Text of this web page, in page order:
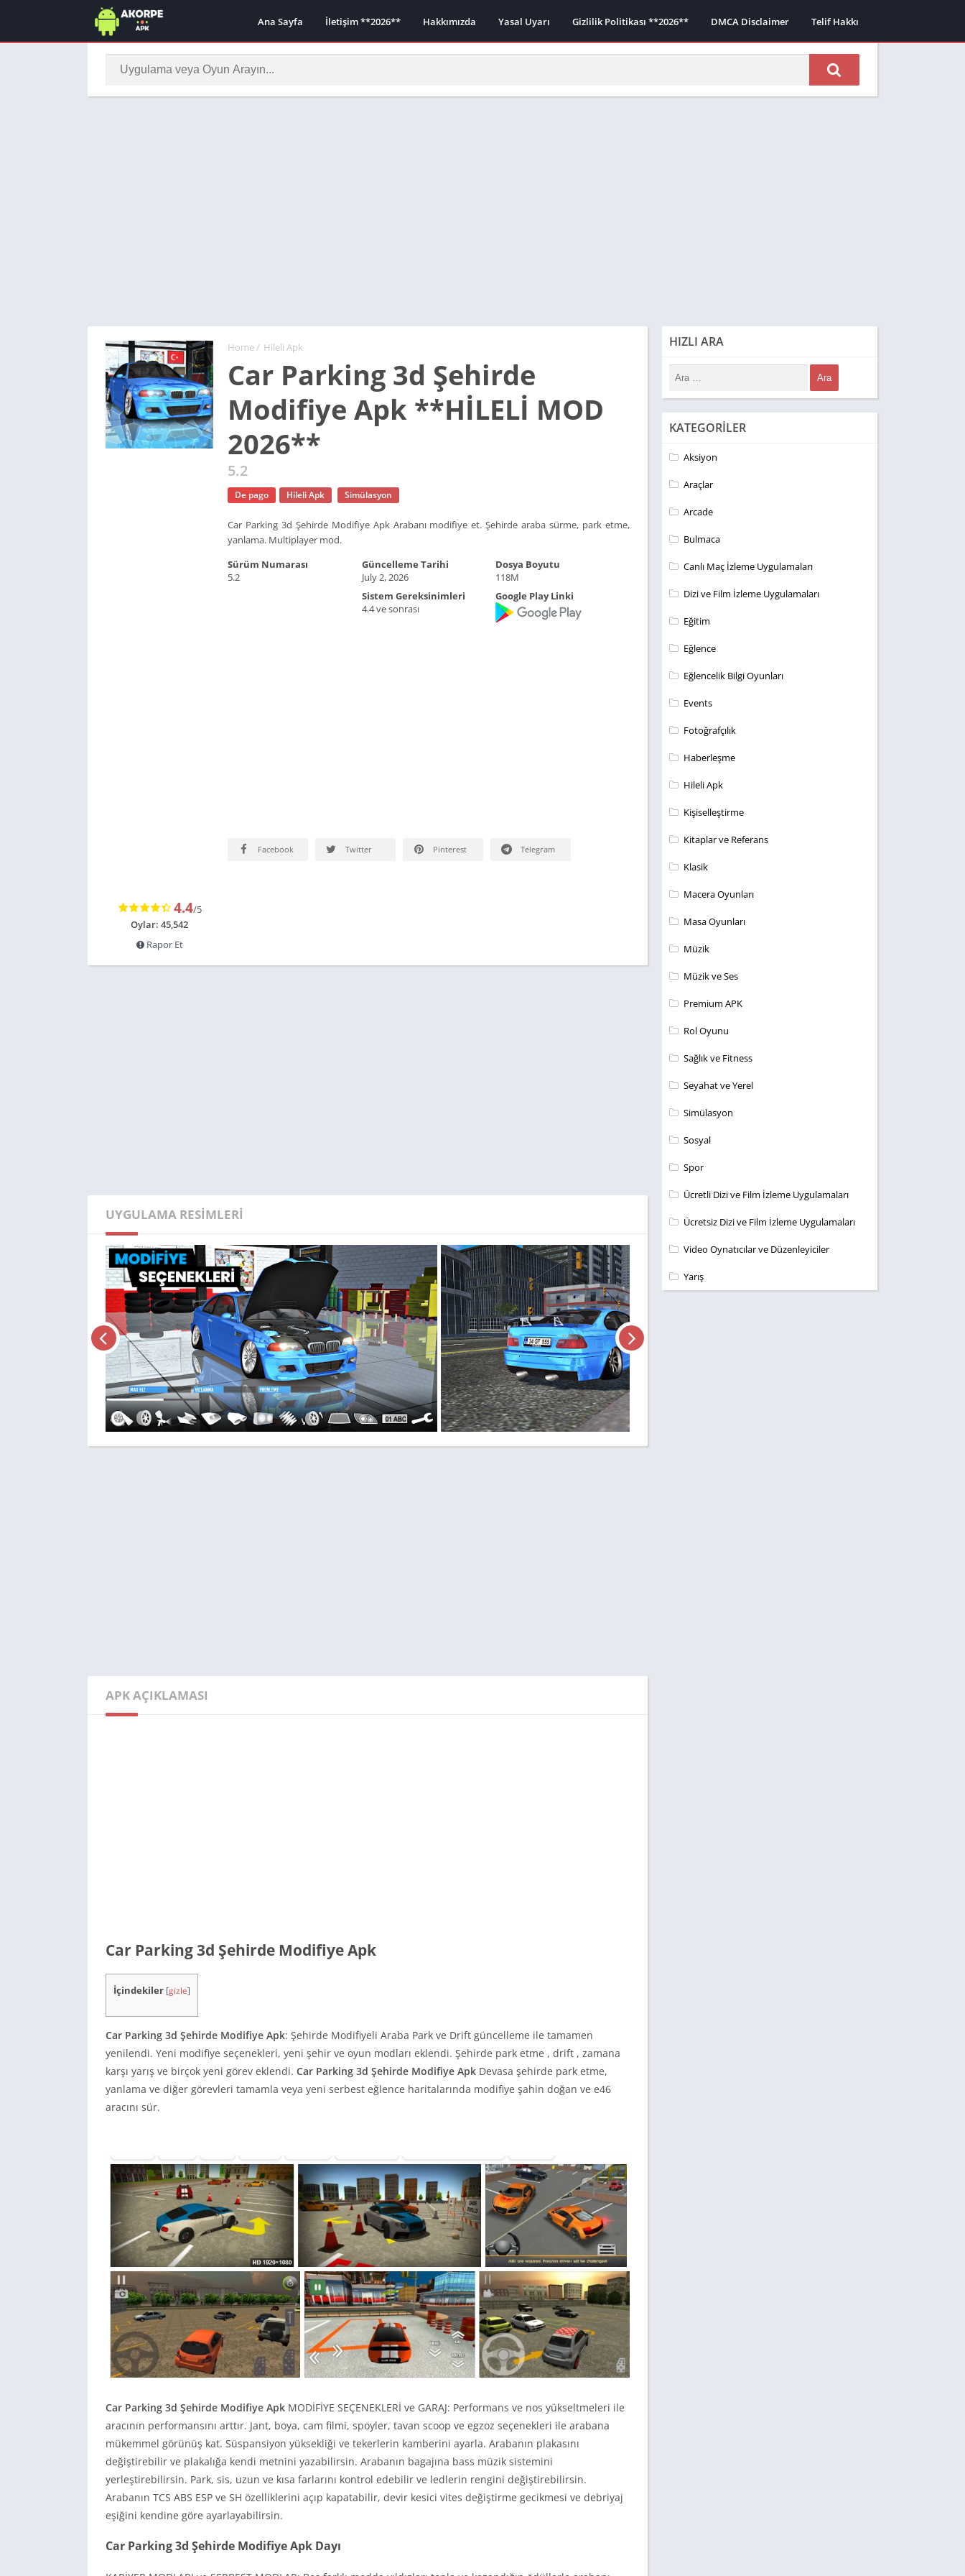
Ana Sayfa İletişim **2026** Hakkımızda Yasal Uyarı Gizlilik Politikası **2026** DMCA Disclaimer Telif Hakkı
Home/ Hileli Apk
Car Parking 3d Şehirde
Modifiye Apk **HİLELİ MOD
2026**
5.2
De pago Hileli Apk Simülasyon
Car Parking 3d Şehirde Modifiye Apk Arabanı modifiye et. Şehirde araba sürme, park etme,
yanlama. Multiplayer mod.
4.4/5
Oylar: 45,542
Rapor Et
Sürüm Numarası
5.2
Güncelleme Tarihi
July 2, 2026
Sistem Gereksinimleri
4.4 ve sonrası
Dosya Boyutu
118M
Google Play Linki
Facebook Twitter Pinterest Telegram
UYGULAMA RESIMLERI
APK AÇIKLAMASI
Car Parking 3d Şehirde Modifiye Apk
İçindekiler [gizle]
Car Parking 3d Şehirde Modifiye Apk: Şehirde Modifiyeli Araba Park ve Drift güncelleme ile tamamen
yenilendi. Yeni modifiye seçenekleri, yeni şehir ve oyun modları eklendi. Şehirde park etme , drift , zamana
karşı yarış ve birçok yeni görev eklendi. Car Parking 3d Şehirde Modifiye Apk Devasa şehirde park etme,
yanlama ve diğer görevleri tamamla veya yeni serbest eğlence haritalarında modifiye şahin doğan ve e46
aracını sür.
Car Parking 3d Şehirde Modifiye Apk MODİFİYE SEÇENEKLERİ ve GARAJ: Performans ve nos yükseltmeleri ile
aracının performansını arttır. Jant, boya, cam filmi, spoyler, tavan scoop ve egzoz seçenekleri ile arabana
mükemmel görünüş kat. Süspansiyon yüksekliği ve tekerlerin kamberini ayarla. Arabanın plakasını
değiştirebilir ve plakalığa kendi metnini yazabilirsin. Arabanın bagajına bass müzik sistemini
yerleştirebilirsin. Park, sis, uzun ve kısa farlarını kontrol edebilir ve ledlerin rengini değiştirebilirsin.
Arabanın TCS ABS ESP ve SH özelliklerini açıp kapatabilir, devir kesici vites değiştirme gecikmesi ve debriyaj
eşiğini kendine göre ayarlayabilirsin.
Car Parking 3d Şehirde Modifiye Apk Dayı
HIZLI ARA
KATEGORILER
Aksiyon
Araçlar
Arcade
Bulmaca
Canlı Maç İzleme Uygulamaları
Dizi ve Film İzleme Uygulamaları
Eğitim
Eğlence
Eğlencelik Bilgi Oyunları
Events
Fotoğrafçılık
Haberleşme
Hileli Apk
Kişiselleştirme
Kitaplar ve Referans
Klasik
Macera Oyunları
Masa Oyunları
Müzik
Müzik ve Ses
Premium APK
Rol Oyunu
Sağlık ve Fitness
Seyahat ve Yerel
Simülasyon
Sosyal
Spor
Ücretli Dizi ve Film İzleme Uygulamaları
Ücretsiz Dizi ve Film İzleme Uygulamaları
Video Oynatıcılar ve Düzenleyiciler
Yarış